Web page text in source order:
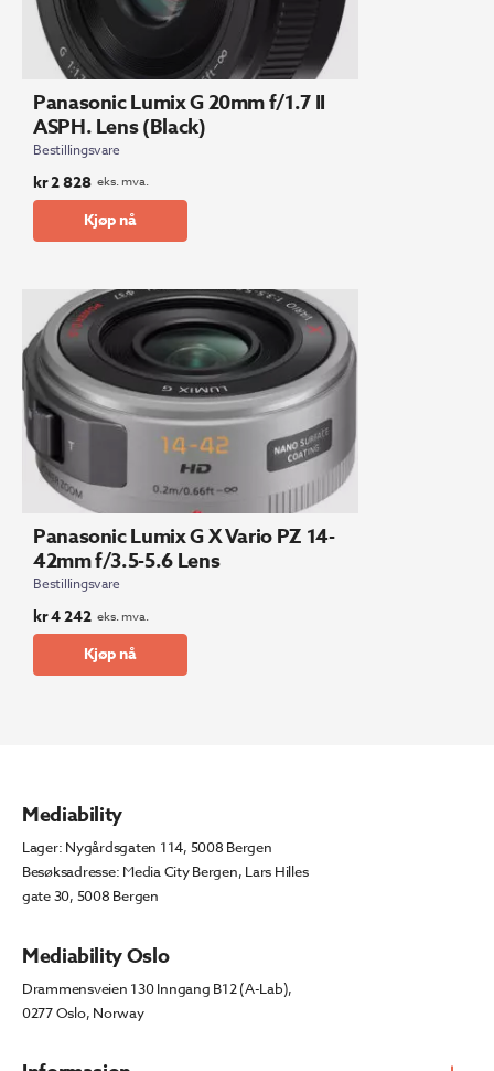
Panasonic Lumix G 20mm f/1.7 II
ASPH. Lens (Black)
Bestillingsvare
kr2 828 eks. mva.
Kjøp nå
Panasonic Lumix G X Vario PZ 14-
42mm f/3.5-5.6 Lens
Bestillingsvare
kr4 242 eks. mva.
Kjøp nå
Mediability
Lager: Nygårdsgaten 114, 5008 Bergen
Besøksadresse: Media City Bergen, Lars Hilles
gate 30, 5008 Bergen
Mediability Oslo
Drammensveien 130 Inngang B12 (A-Lab),
0277 Oslo, Norway